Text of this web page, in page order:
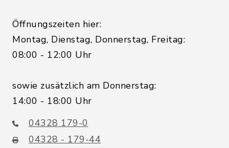
Öffnungszeiten hier:
Montag, Dienstag, Donnerstag, Freitag:
08:00 - 12:00 Uhr
sowie zusätzlich am Donnerstag:
14:00 - 18:00 Uhr
04328 179-0
04328 - 179-44